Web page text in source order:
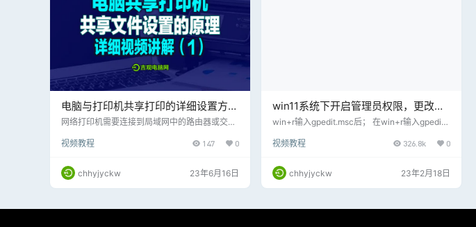
电脑与打印机共享打印的详细设置方
法，第一篇【网络共享】视频教程
网络打印机需要连接到局域网中的路由器或交换
该网络的电脑都可以使用该打印机。对于使用Wi
设置：
视频教程 147 0
chhyjyckw 23年6月16日
win11系统下开启管理员权限，更改
hosts文件的最高权限教程
win+r输入gpedit.msc后； 在win+r输入gpedirt.
ndows设置---》安全设置---》本地策略---》
hosts文件 经过以上操作后，修改hosts文件发现
还是没有权限。。。。 原因：我的电脑当前是微
软账户而不是本地账户 如果是在微软账户下想要
视频教程 326.8k 0
chhyjyckw 23年2月18日